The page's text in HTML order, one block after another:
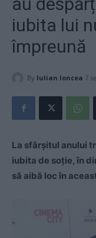
iubita lui
împreună
By Iulian Ioncea 7
La sfârșitul anului
iubita de soție, în
să aibă loc în